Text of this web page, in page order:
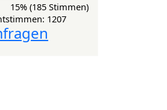
15% (185 Stimmen)
1207